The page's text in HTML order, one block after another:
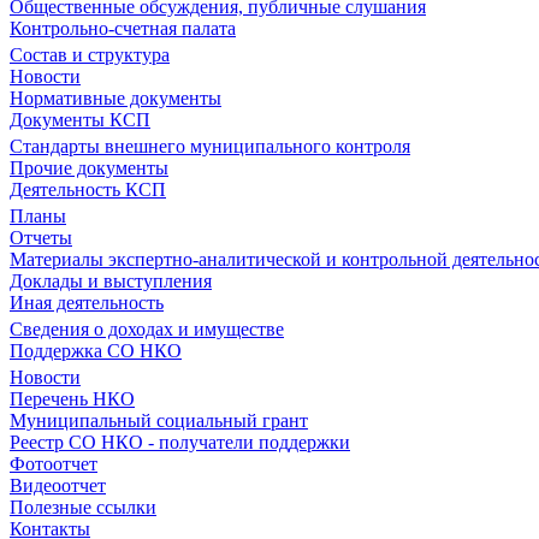
Общественные обсуждения, публичные слушания
Контрольно-счетная палата
Состав и структура
Новости
Нормативные документы
Документы КСП
Стандарты внешнего муниципального контроля
Прочие документы
Деятельность КСП
Планы
Отчеты
Материалы экспертно-аналитической и контрольной
Доклады и выступления
Иная деятельность
Сведения о доходах и имуществе
Поддержка СО НКО
Новости
Перечень НКО
Муниципальный социальный грант
Реестр СО НКО - получатели поддержки
Фотоотчет
Видеоотчет
Полезные ссылки
Контакты